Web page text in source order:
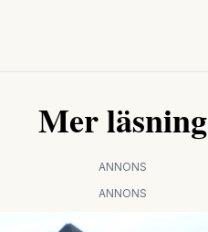
Mer läsning
ANNONS
ANNONS